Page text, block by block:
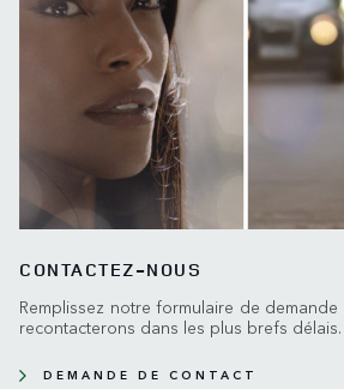
CONTACTEZ-NOUS
Remplissez notre formulaire de
recontacterons dans les plus brefs délais.
DEMANDE DE CONTACT